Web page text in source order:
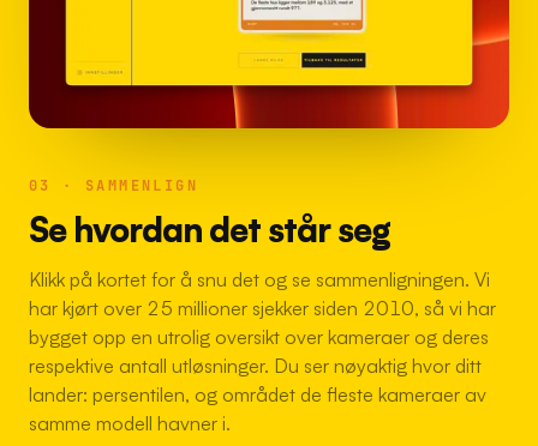
03 · SAMMENLIGN
Se hvordan det står seg
Klikk på kortet for å snu det og se sammenligningen. Vi
har kjørt over 25 millioner sjekker siden 2010, så vi har
bygget opp en utrolig oversikt over kameraer og deres
respektive antall utløsninger. Du ser nøyaktig hvor ditt
lander: persentilen, og området de fleste kameraer av
samme modell havner i.